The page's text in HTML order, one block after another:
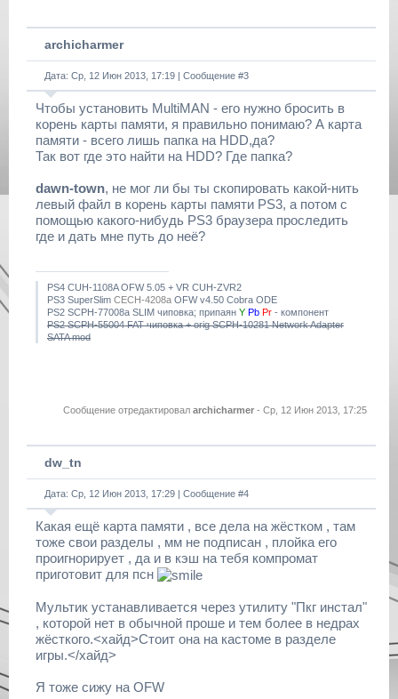
archicharmer
Дата: Ср, 12 Июн 2013, 17:19 | Сообщение #3
Чтобы установить MultiMAN - его нужно бросить в
корень карты памяти, я правильно понимаю? А карта
памяти - всего лишь папка на HDD,да?
Так вот где это найти на HDD? Где папка?
dawn-town, не мог ли бы ты скопировать какой-нить
левый файл в корень карты памяти PS3, а потом с
помощью какого-нибудь PS3 браузера проследить
где и дать мне путь до неё?
PS4 CUH-1108A OFW 5.05 + VR CUH-ZVR2
PS3 SuperSlim CECH-4208a OFW v4.50 Cobra ODE
PS2 SCPH-77008a SLIM чиповка; припаян Y Pb Pr - компонент
PS2 SCPH-55004 FAT чиповка + orig SCPH-10281 Network Adapter
SATA mod
Сообщение отредактировал archicharmer - Ср, 12 Июн 2013, 17:25
dw_tn
Дата: Ср, 12 Июн 2013, 17:29 | Сообщение #4
Какая ещё карта памяти , все дела на жёстком , там
тоже свои разделы , мм не подписан , плойка его
проигнорирует , да и в кэш на тебя компромат
приготовит для псн
Мультик устанавливается через утилиту "Пкг инстал"
, которой нет в обычной проше и тем более в недрах
жёсткого.<хайд>Стоит она на кастоме в разделе
игры.</хайд>
Я тоже сижу на OFW